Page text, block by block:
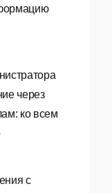
через
ко всем
с